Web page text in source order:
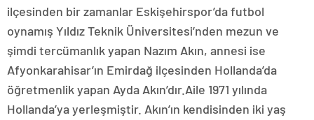
ilçesinden bir zamanlar Eskişehirspor’da futbol
oynamış Yıldız Teknik Üniversitesi’nden mezun ve
şimdi tercümanlık yapan Nazım Akın, annesi ise
Afyonkarahisar’ın Emirdağ ilçesinden Hollanda’da
öğretmenlik yapan Ayda Akın’dır.Aile 1971 yılında
Hollanda’ya yerleşmiştir. Akın’ın kendisinden iki yaş